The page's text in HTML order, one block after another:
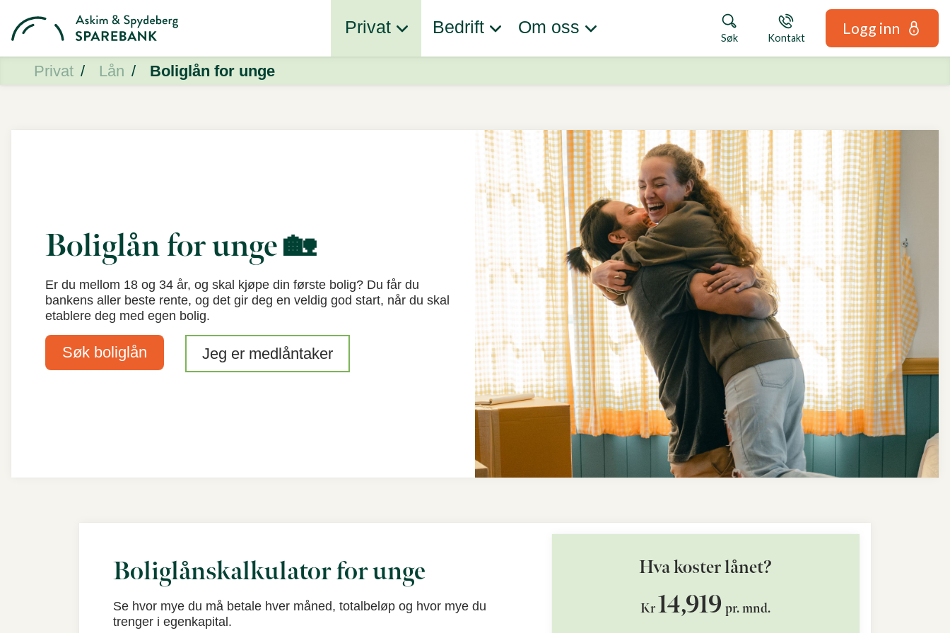
Privat Lån Boliglån for unge
Privat Bedrift Om oss
Søk Kontakt
Logg inn
Boliglån for unge 🏡
Er du mellom 18 og 34 år, og skal kjøpe din første bolig? Du får du
bankens aller beste rente, og det gir deg en veldig god start, når du skal
etablere deg med egen bolig.
Jeg er medlåntaker
Søk boliglån
Boliglånskalkulator for unge
Se hvor mye du må betale hver måned, totalbeløp og hvor mye du
trenger i egenkapital.
Hva koster lånet?
Kr14,919 pr. mnd.